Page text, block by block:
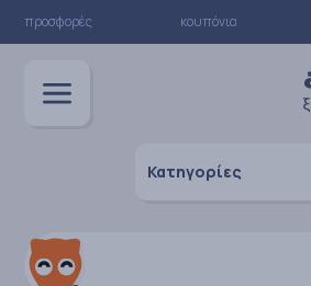
προσφορές κουπόνια
Κατηγορίες